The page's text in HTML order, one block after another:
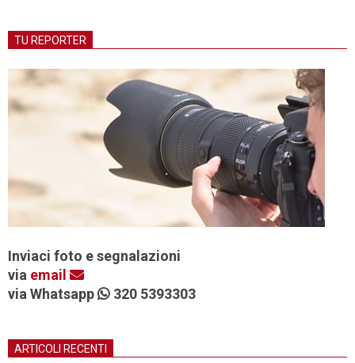
TU REPORTER
Inviaci foto e segnalazioni
via email
via Whatsapp
320 5393303
ARTICOLI RECENTI